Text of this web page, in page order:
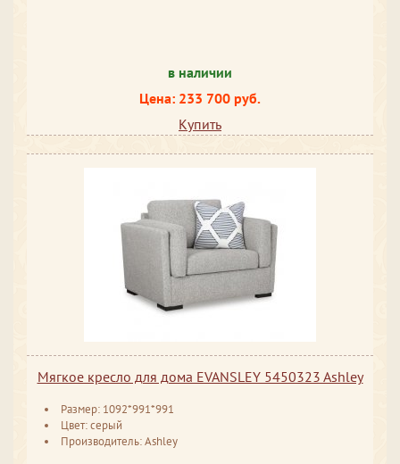
в наличии
Цена: 233 700 руб.
Купить
Мягкое кресло для дома EVANSLEY 5450323 Ashley
Размер: 1092*991*991
Цвет: серый
Производитель: Ashley